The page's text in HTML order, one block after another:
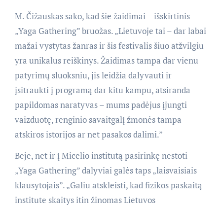
M. Čižauskas sako, kad šie žaidimai – išskirtinis
„Yaga Gathering” bruožas. „Lietuvoje tai – dar labai
mažai vystytas žanras ir šis festivalis šiuo atžvilgiu
yra unikalus reiškinys. Žaidimas tampa dar vienu
patyrimų sluoksniu, jis leidžia dalyvauti ir
įsitraukti į programą dar kitu kampu, atsiranda
papildomas naratyvas – mums padėjus įjungti
vaizduotę, renginio savaitgalį žmonės tampa
atskiros istorijos ar net pasakos dalimi.”
Beje, net ir į Micelio institutą pasirinkę nestoti
„Yaga Gathering” dalyviai galės taps „laisvaisiais
klausytojais”. „Galiu atskleisti, kad fizikos paskaitą
institute skaitys itin žinomas Lietuvos